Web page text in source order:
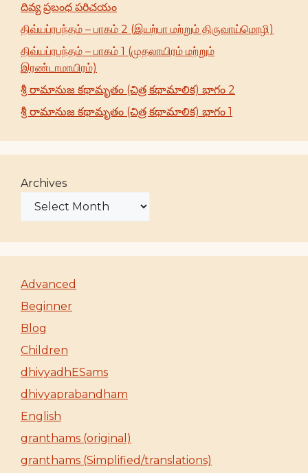
దివ్య ప్రబంధ పరిచయం
திவ்யப்ரபந்தம் – பாகம் 2 (இயற்பா மற்றும் திருவாய்மொழி)
திவ்யப்ரபந்தம் – பாகம் 1 (முதலாயிரம் மற்றும்
இரண்டாமாயிரம்)
శ్రీ రామానుజ కథామృతం (చిత్ర కథామాలిక) భాగం 2
శ్రీ రామానుజ కథామృతం (చిత్ర కథామాలిక) భాగం 1
Archives
Advanced
Beginner
Blog
Children
dhivyadhESams
dhivyaprabandham
English
granthams (original)
granthams (Simplified/translations)